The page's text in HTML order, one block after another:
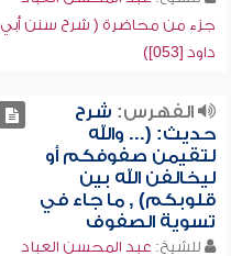
جزء من محاضرة ( شرح سنن أبي
داود [053])
الفهرس: شرح
حديث: (... والله
لتقيمن صفوفكم أو
ليخالفن الله بين
قلوبكم) , ما جاء في
تسوية الصفوف
للشيخ: عبد المحسن العباد